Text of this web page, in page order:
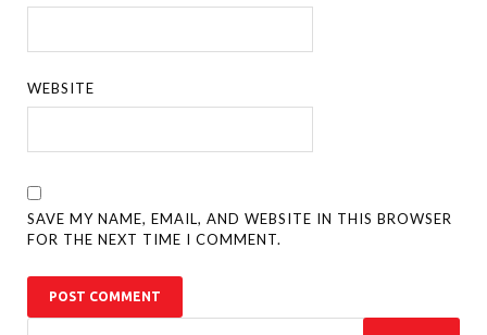
WEBSITE
SAVE MY NAME, EMAIL, AND WEBSITE IN THIS BROWSER
FOR THE NEXT TIME I COMMENT.